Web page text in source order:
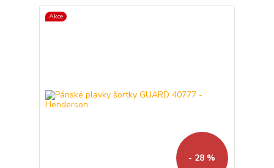
Akce
- 28 %